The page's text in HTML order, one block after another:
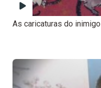
As caricaturas do